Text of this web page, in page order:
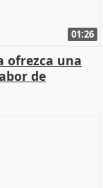
01:26
ofrezca una
de